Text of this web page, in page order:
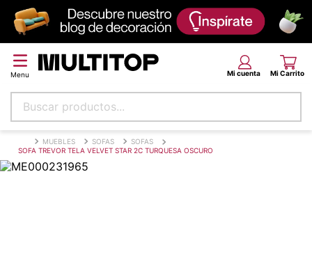
Buscar productos...
MUEBLES SOFAS
SOFAS
SOFA TREVOR TELA VELVET STAR 2C TURQUESA OSCURO
Términos más buscados
papel tapiz